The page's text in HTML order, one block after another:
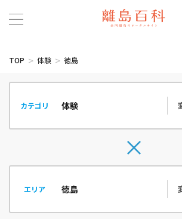
TOP 体験 徳島
カテゴリ
エリア